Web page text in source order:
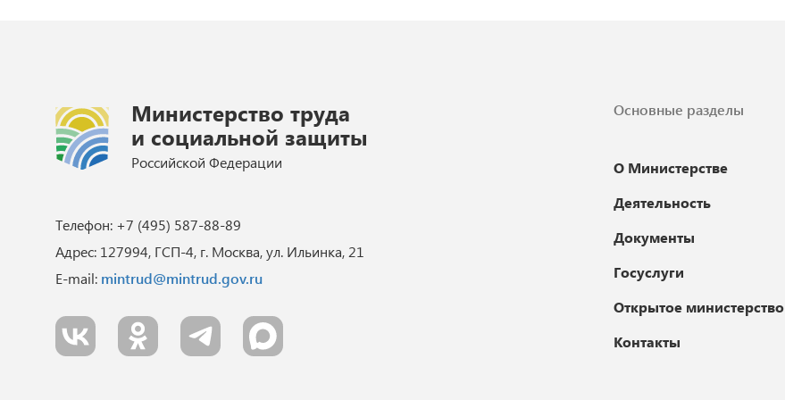
Министерство труда
и социальной защиты
Российской Федерации
Телефон: +7 (495) 587-88-89
Адрес: 127994, ГСП-4, г. Москва, ул. Ильинка, 21
E-mail: mintrud@mintrud.gov.ru
Основные разделы
О Министерстве
Деятельность
Документы
Госуслуги
Открытое министерство
Контакты